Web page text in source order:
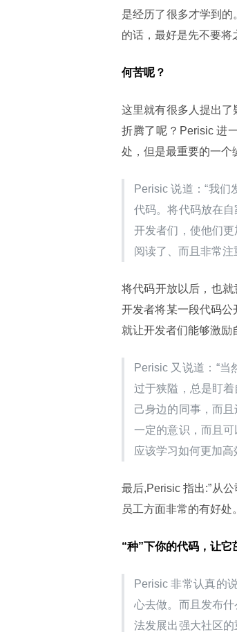
是经历了很多才学到
的话，最好是先不要将
何苦呢？
这里就有很多人提出
折腾了呢？Perisic 进
处，但是最重要的一个
Perisic 说道：“我
代码。将代码放在
开发者们，使他们
阅读了、而且非常注
将代码开放以后，也
开发者将某一段代码
就让开发者们能够激励
Perisic 又说道：“
过于狭隘，总是盯
己身边的同事，而
一定的意识，而且
应该学习如何更加高
最后,Perisic 指出:”从
员工方面非常的有好处
“种”下你的代码，让它
Perisic 非常认真的
心去做。而且发布
法发展出强大社区